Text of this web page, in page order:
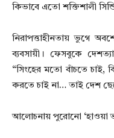
কিভাবে এতো শক্তিশালী
নিরাপত্তাহীনতায় ভুগে
ব্যবসায়ী। ফেসবুকে
“সিংহের মতো বাঁচতে চাই,
করতে চাই না… তাই দেশ
আলোচনায় পুরোনো ‘হাওয়া